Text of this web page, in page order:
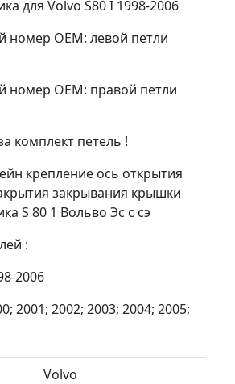
для Volvo S80 I 1998-2006
номер OEM: левой петли
номер OEM: правой петли
комплект петель !
крепление ось открытия
закрывания крышки
S 80 1 Вольво Эс с сэ
:
2006
2001; 2002; 2003; 2004; 2005;
Volvo